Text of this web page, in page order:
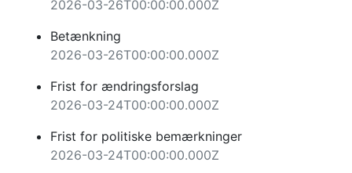
2026-03-26T00:00:00.000Z
Betænkning
2026-03-26T00:00:00.000Z
Frist for ændringsforslag
2026-03-24T00:00:00.000Z
Frist for politiske bemærkninger
2026-03-24T00:00:00.000Z